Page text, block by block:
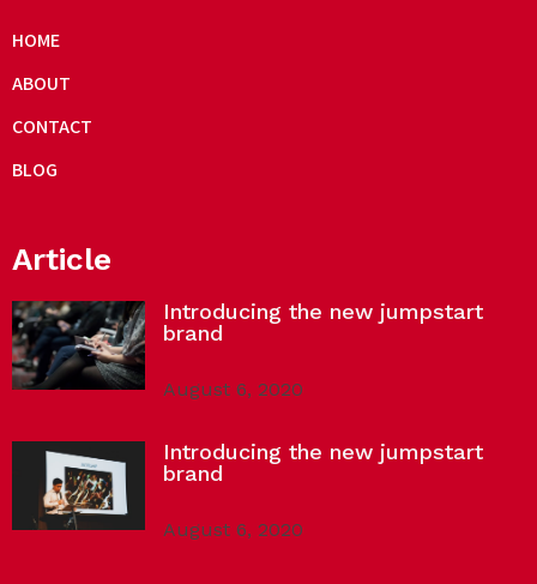
HOME
ABOUT
CONTACT
BLOG
Article
Introducing the new jumpstart
brand
August 6, 2020
Introducing the new jumpstart
brand
August 6, 2020